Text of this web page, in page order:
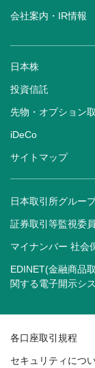
会社案内・IR情報
日本株
投資信託
先物・オプション取
iDeCo
サイトマップ
日本取引所グルー
証券取引等監視委
マイナンバー 社会
EDINET(金融商品
関する電子開示シ
各口座取引規程
セキュリティにつ